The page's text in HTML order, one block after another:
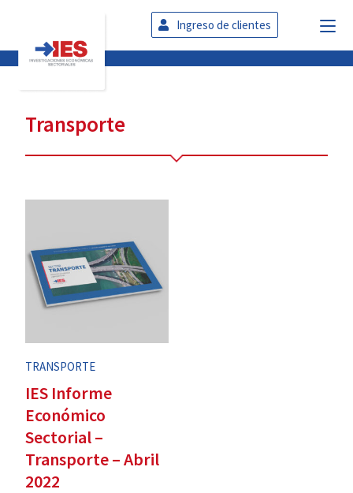
Ingreso de clientes
Transporte
TRANSPORTE
IES Informe
Económico
Sectorial –
Transporte – Abril
2022